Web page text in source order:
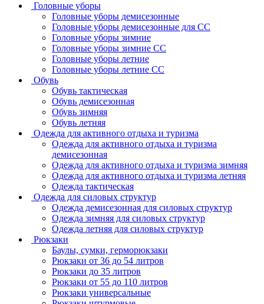
Головные уборы
Головные уборы демисезонные
Головные уборы демисезонные для СС
Головные уборы зимние
Головные уборы зимние СС
Головные уборы летние
Головные уборы летние СС
Обувь
Обувь тактическая
Обувь демисезонная
Обувь зимняя
Обувь летняя
Одежда для активного отдыха и туризма
Одежда для активного отдыха и туризма
демисезонная
Одежда для активного отдыха и туризма зимняя
Одежда для активного отдыха и туризма летняя
Одежда тактическая
Одежда для силовых структур
Одежда демисезонная для силовых структур
Одежда зимняя для силовых структур
Одежда летняя для силовых структур
Рюкзаки
Баулы, сумки, герморюкзаки
Рюкзаки от 36 до 54 литров
Рюкзаки до 35 литров
Рюкзаки от 55 до 110 литров
Рюкзаки универсальные